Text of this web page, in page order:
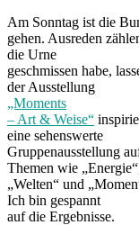
Am Sonntag ist die
gehen. Ausreden
die Urne
geschmissen habe,
der Ausstellung
„Moments
– Art & Weise“
eine sehenswerte
Gruppenausstellung
Themen wie
„Welten“ und
Ich bin gespannt
auf die Ergebnisse.